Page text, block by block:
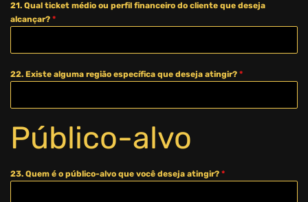
21. Qual ticket médio ou perfil financeiro do cliente que deseja
alcançar? *
22. Existe alguma região específica que deseja atingir? *
Público-alvo
23. Quem é o público-alvo que você deseja atingir? *